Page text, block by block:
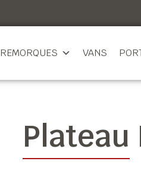
REMORQUES VANS
Plateau